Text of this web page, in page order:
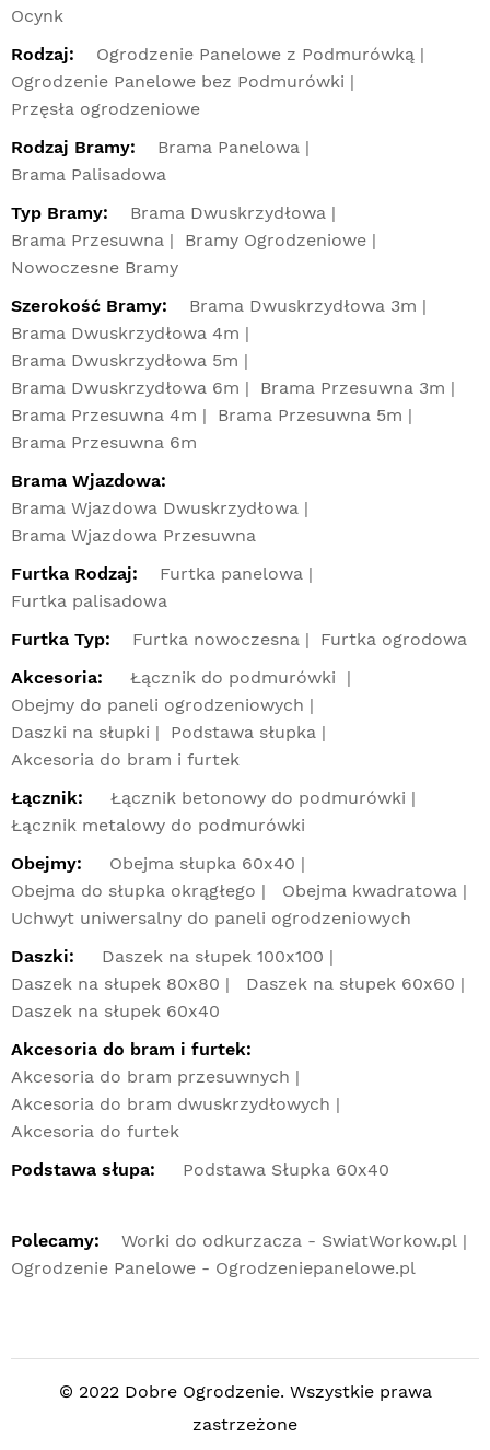
Ocynk
Rodzaj:
Ogrodzenie Panelowe z Podmurówką
Ogrodzenie Panelowe bez Podmurówki
Przęsła ogrodzeniowe
Rodzaj Bramy:
Brama Panelowa
Brama Palisadowa
Typ Bramy:
Brama Dwuskrzydłowa
Brama Przesuwna
Bramy Ogrodzeniowe
Nowoczesne Bramy
Szerokość Bramy:
Brama Dwuskrzydłowa 3m
Brama Dwuskrzydłowa 4m
Brama Dwuskrzydłowa 5m
Brama Dwuskrzydłowa 6m
Brama Przesuwna 3m
Brama Przesuwna 4m
Brama Przesuwna 5m
Brama Przesuwna 6m
Brama Wjazdowa:
Brama Wjazdowa Dwuskrzydłowa
Brama Wjazdowa Przesuwna
Furtka Rodzaj:
Furtka panelowa
Furtka palisadowa
Furtka Typ:
Furtka nowoczesna
Furtka ogrodowa
Akcesoria:
Łącznik do podmurówki
Obejmy do paneli ogrodzeniowych
Daszki na słupki
Podstawa słupka
Akcesoria do bram i furtek
Łącznik:
Łącznik betonowy do podmurówki
Łącznik metalowy do podmurówki
Obejmy:
Obejma słupka 60x40
Obejma do słupka okrągłego
Obejma kwadratowa
Uchwyt uniwersalny do paneli ogrodzeniowych
Daszki:
Daszek na słupek 100x100
Daszek na słupek 80x80
Daszek na słupek 60x60
Daszek na słupek 60x40
Akcesoria do bram i furtek:
Akcesoria do bram przesuwnych
Akcesoria do bram dwuskrzydłowych
Akcesoria do furtek
Podstawa słupa:
Podstawa Słupka 60x40
Polecamy:
Worki do odkurzacza - SwiatWorkow.pl
Ogrodzenie Panelowe - Ogrodzeniepanelowe.pl
© 2022 Dobre Ogrodzenie. Wszystkie prawa
zastrzeżone